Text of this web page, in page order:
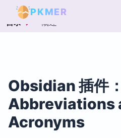
PKMER
目录 概述
Obsidian 插件：
Abbreviations
Acronyms